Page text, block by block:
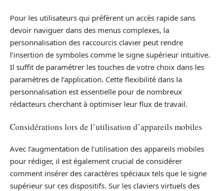
Pour les utilisateurs qui préfèrent un accès rapide sans
devoir naviguer dans des menus complexes, la
personnalisation des raccourcis clavier peut rendre
l’insertion de symboles comme le signe supérieur intuitive.
Il suffit de paramétrer les touches de votre choix dans les
paramètres de l’application. Cette flexibilité dans la
personnalisation est essentielle pour de nombreux
rédacteurs cherchant à optimiser leur flux de travail.
Considérations lors de l’utilisation d’appareils mobiles
Avec l’augmentation de l’utilisation des appareils mobiles
pour rédiger, il est également crucial de considérer
comment insérer des caractères spéciaux tels que le signe
supérieur sur ces dispositifs. Sur les claviers virtuels des